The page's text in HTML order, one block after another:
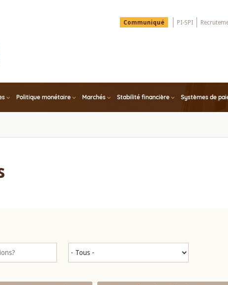
Menu
Top
Communiqué PI-SPI
Politique monétaire Marchés Stabilité financière Systèmes de